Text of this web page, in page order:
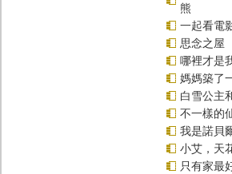
熊
一起看電
思念之屋
哪裡才是
媽媽築了
白雪公主
不一樣的
我是諾貝
小艾，天
只有家最